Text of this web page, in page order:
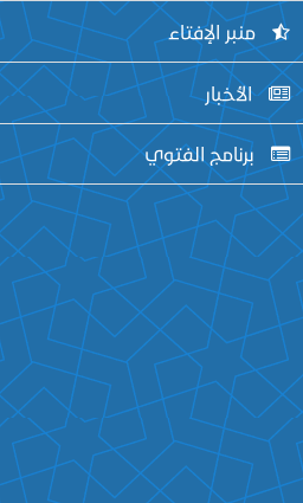
منبر الإفتاء
الأخبار
برنامج الفتوي